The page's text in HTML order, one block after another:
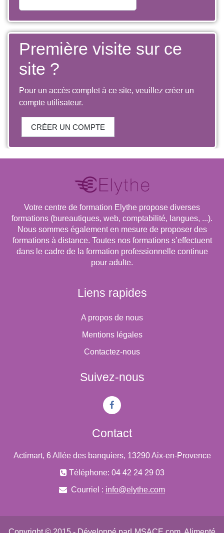
Première visite sur ce
site ?
Pour un accès complet à ce site, veuillez créer un
compte utilisateur.
CRÉER UN COMPTE
Votre centre de formation Elythe propose diverses
formations (bureautiques, web, comptabilité, langues, ...).
Nous sommes également en mesure de proposer des
formations à distance. Toutes nos formations s’effectuent
dans le cadre de la formation professionnelle continue
pour adulte.
Liens rapides
A propos de nous
Mentions légales
Contactez-nous
Suivez-nous
Contact
Actimart, 6 Allée des banquiers, 13290 Aix-en-Provence
Téléphone: 04 42 24 29 03
Courriel : info@elythe.com